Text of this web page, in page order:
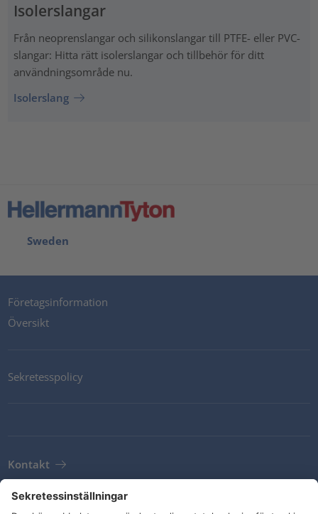
Isolerslangar
Från neoprenslangar och silikonslangar till PTFE- eller PVC-
slangar: Hitta rätt isolerslangar och tillbehör för ditt
användningsområde nu.
Isolerslang
Sweden
Företagsinformation
Översikt
Sekretesspolicy
Kontakt